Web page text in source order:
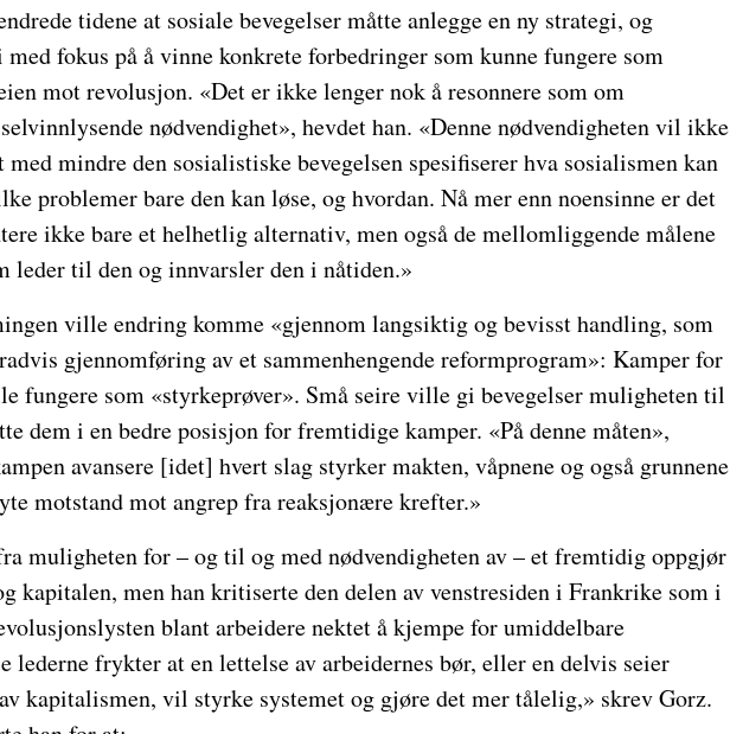
tidene at sosiale bevegelser måtte anlegge en ny strategi, og
fokus på å vinne konkrete forbedringer som kunne fungere som
mot revolusjon. «Det er ikke lenger nok å resonnere som om
nødvendighet», hevdet han. «Denne nødvendigheten vil ikke
mindre den sosialistiske bevegelsen spesifiserer hva sosialismen kan
problemer bare den kan løse, og hvordan. Nå mer enn noensinne er det
ikke bare et helhetlig alternativ, men også de mellomliggende målene
leder til den og innvarsler den i nåtiden.»
ville endring komme «gjennom langsiktig og bevisst handling, som
gjennomføring av et sammenhengende reformprogram»: Kamper for
fungere som «styrkeprøver». Små seire ville gi bevegelser muligheten til
dem i en bedre posisjon for fremtidige kamper. «På denne måten»,
avansere [idet] hvert slag styrker makten, våpnene og også grunnene
motstand mot angrep fra reaksjonære krefter.»
muligheten for – og til og med nødvendigheten av – et fremtidig oppgjør
kapitalen, men han kritiserte den delen av venstresiden i Frankrike som i
blant arbeidere nektet å kjempe for umiddelbare
lederne frykter at en lettelse av arbeidernes bør, eller en delvis seier
kapitalismen, vil styrke systemet og gjøre det mer tålelig,» skrev Gorz.